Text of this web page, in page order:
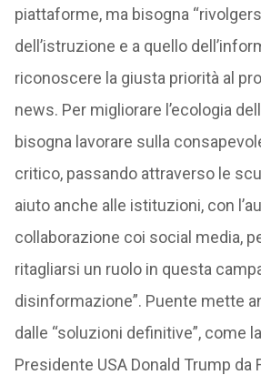
piattaforme, ma bisogna
dell’istruzione e a quello
riconoscere la giusta priorità al
news. Per migliorare l’ecologia
bisogna lavorare sulla
critico, passando attraverso le
aiuto anche alle istituzioni, con
collaborazione coi social media,
ritagliarsi un ruolo in questa
disinformazione”. Puente mette
dalle “soluzioni definitive”, come
Presidente USA Donald Trump da